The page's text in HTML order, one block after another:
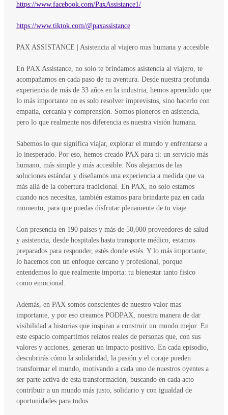
https://www.facebook.com/PaxAssistance1/
https://www.tiktok.com/@paxassistance
PAX ASSISTANCE | Asistencia al viajero mas humana y accesible
En PAX Assistance, no solo te brindamos asistencia al viajero, te
acompañamos en cada paso de tu aventura. Desde nuestra profunda
experiencia de más de 33 años en la industria, hemos aprendido que
lo más importante no es solo resolver imprevistos, sino hacerlo con
empatía, cercanía y comprensión. Somos pioneros en asistencia,
pero lo que realmente nos diferencia es nuestra visión humana.
Sabemos lo que significa viajar, explorar el mundo y enfrentarse a
lo inesperado. Por eso, hemos creado PAX para ti: un servicio más
humano, más simple y más accesible. Nos alejamos de las
soluciones estándar y diseñamos una experiencia a medida que va
más allá de la cobertura tradicional. En PAX, no solo estamos
cuando nos necesitas, también estamos para brindarte paz en cada
momento, para que puedas disfrutar plenamente de tu viaje.
Con presencia en 190 países y más de 50,000 proveedores de salud
y asistencia, desde hospitales hasta transporte médico, estamos
preparados para responder, estés donde estés. Y lo más importante,
lo hacemos con un enfoque cercano y profesional, porque
entendemos lo que realmente importa: tu bienestar tanto fisico
como emocional.
Además, en PAX somos conscientes de nuestro valor mas
importante, y por eso creamos PODPAX, nuestra manera de dar
visibilidad a historias que inspiran a construir un mundo mejor. En
este espacio compartimos relatos reales de personas que, con sus
valores y acciones, generan un impacto positivo. En cada episodio,
descubrirás cómo la solidaridad, la pasión y el coraje pueden
transformar el mundo, motivando a cada uno de nuestros oyentes a
ser parte activa de esta transformación, buscando en cada acto
contribuir a un mundo más justo, solidario y con igualdad de
oportunidades para todos.